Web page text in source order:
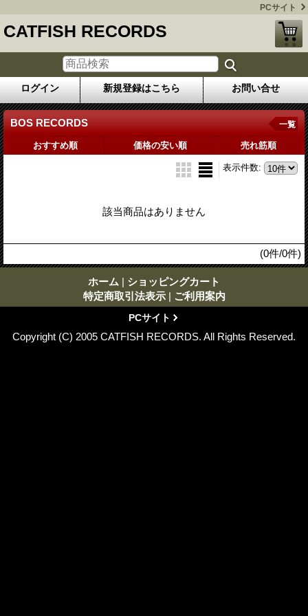
PCサイト
CATFISH RECORDS
ログイン 新規登録はこちら お問い合せ
BOS RECORDS 一覧
おすすめ順 価格の安い順 売れ筋順
表示件数:
該当商品はありません
(0件/0件)
ホーム | ショッピングカート
特定商取引法表示 | ご利用案内
PCサイト
Copyright (C) 2005 CATFISH RECORDS. All Rights Reserved.